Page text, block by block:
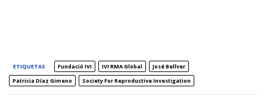
ETIQUETAS Fundació IVI IVI RMA Global
José Bellver
Patricia Díaz Gimeno
Society For Reproductive Investigation